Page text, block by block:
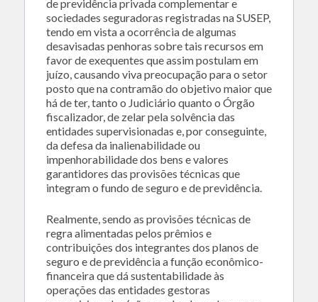
de previdência privada complementar e
sociedades seguradoras registradas na SUSEP,
tendo em vista a ocorrência de algumas
desavisadas penhoras sobre tais recursos em
favor de exequentes que assim postulam em
juízo, causando viva preocupação para o setor
posto que na contramão do objetivo maior que
há de ter, tanto o Judiciário quanto o Órgão
fiscalizador, de zelar pela solvência das
entidades supervisionadas e, por conseguinte,
da defesa da inalienabilidade ou
impenhorabilidade dos bens e valores
garantidores das provisões técnicas que
integram o fundo de seguro e de previdência.
Realmente, sendo as provisões técnicas de
regra alimentadas pelos prêmios e
contribuições dos integrantes dos planos de
seguro e de previdência a função econômico-
financeira que dá sustentabilidade às
operações das entidades gestoras